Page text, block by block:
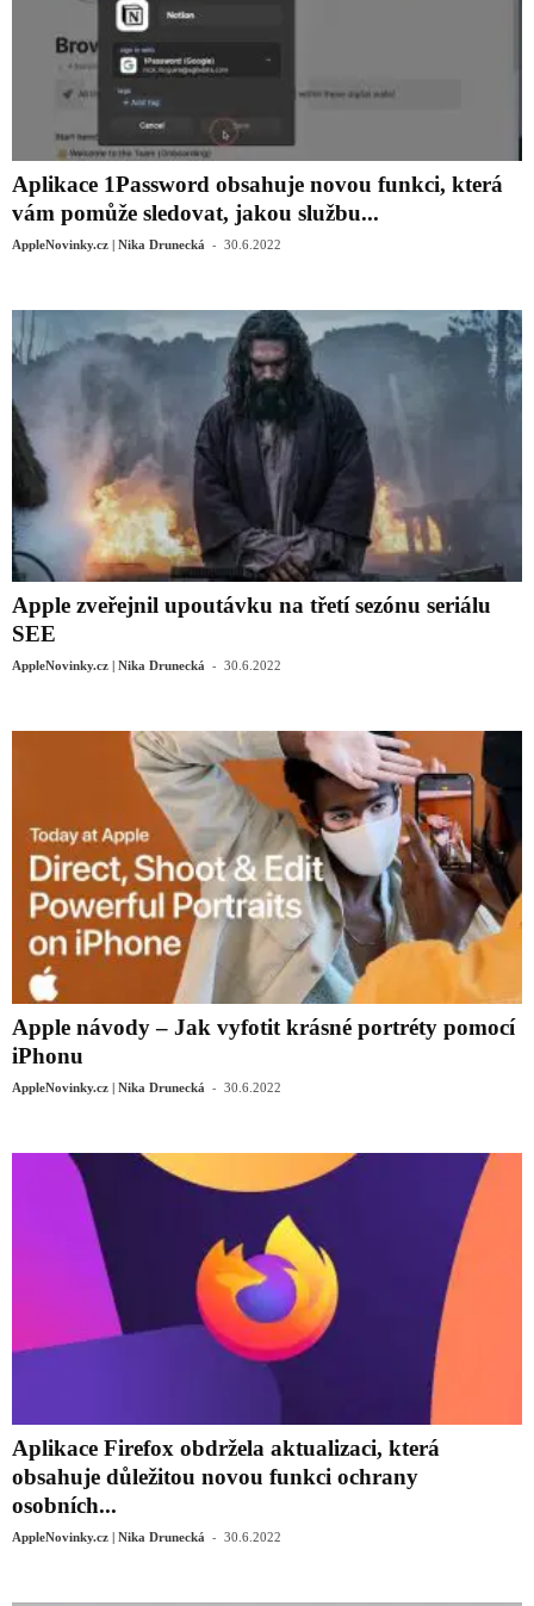
Aplikace 1Password obsahuje novou funkci, která
vám pomůže sledovat, jakou službu...
AppleNovinky.cz | Nika Drunecká - 30.6.2022
Apple zveřejnil upoutávku na třetí sezónu seriálu
SEE
AppleNovinky.cz | Nika Drunecká - 30.6.2022
Apple návody – Jak vyfotit krásné portréty pomocí
iPhonu
AppleNovinky.cz | Nika Drunecká - 30.6.2022
Aplikace Firefox obdržela aktualizaci, která
obsahuje důležitou novou funkci ochrany
osobních...
AppleNovinky.cz | Nika Drunecká - 30.6.2022